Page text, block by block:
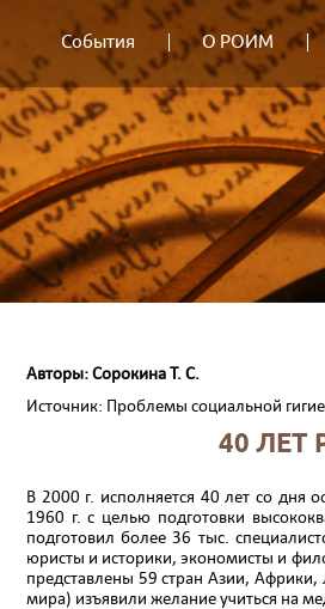
События О РОИМ
Авторы: Соpокина Т. С.
Источник: Проблемы социальной
40 ЛЕТ
В 2000 г. исполняется 40 лет со дня
1960 г. с целью подготовки
подготовил более 36 тыс.
юристы и историки, экономисты и
представлены 59 стран Азии, Африки,
мира) изъявили желание учиться на